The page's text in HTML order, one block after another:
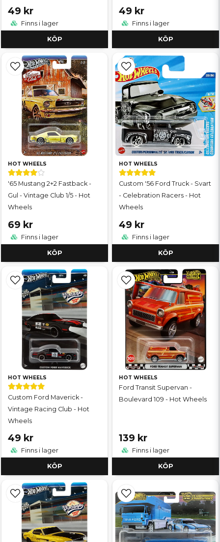
49 kr
Finns i lager
KÖP
49 kr
Finns i lager
KÖP
HOT WHEELS
'65 Mustang 2+2 Fastback -
Gul - Vintage Club 1/5 - Hot
Wheels
69 kr
Finns i lager
KÖP
HOT WHEELS
Custom '56 Ford Truck - Svart
- Celebration Racers - Hot
Wheels
49 kr
Finns i lager
KÖP
HOT WHEELS
Custom Ford Maverick -
Vintage Racing Club - Hot
Wheels
49 kr
Finns i lager
KÖP
HOT WHEELS
Ford Transit Supervan -
Boulevard 109 - Hot Wheels
139 kr
Finns i lager
KÖP